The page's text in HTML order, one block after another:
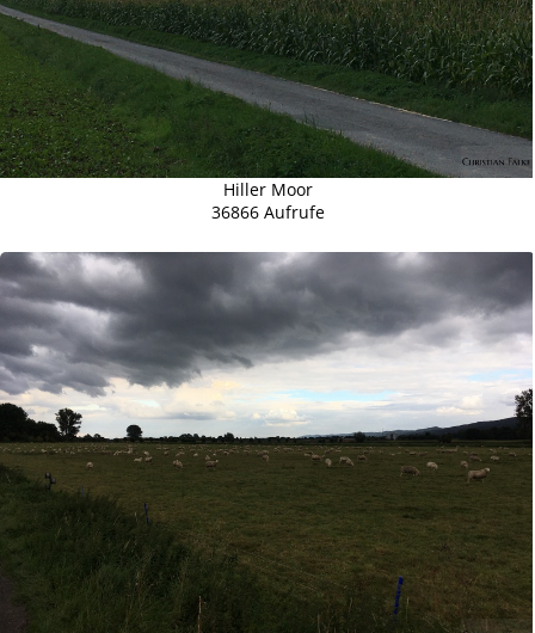
Hiller Moor
36866 Aufrufe